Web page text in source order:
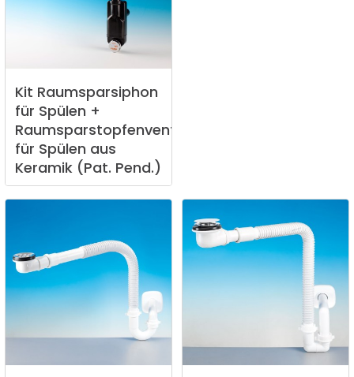
Kit Raumsparsiphon
für Spülen +
Raumsparstopfenventil
für Spülen aus
Keramik (Pat. Pend.)